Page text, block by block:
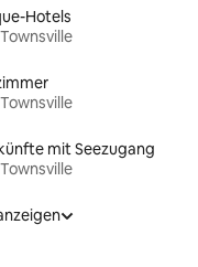
Hotels
mit Seezugang